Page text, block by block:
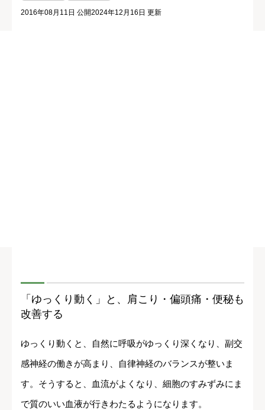
2016年08月11日 公開2024年12月16日 更新
「ゆっくり動く」と、肩こり・偏頭痛・便秘も
改善する
ゆっくり動くと、自然に呼吸がゆっくり深くなり、副交
感神経の働きが高まり、自律神経のバランスが整いま
す。そうすると、血流がよくなり、細胞のすみずみにま
で質のいい血液が行きわたるようになります。